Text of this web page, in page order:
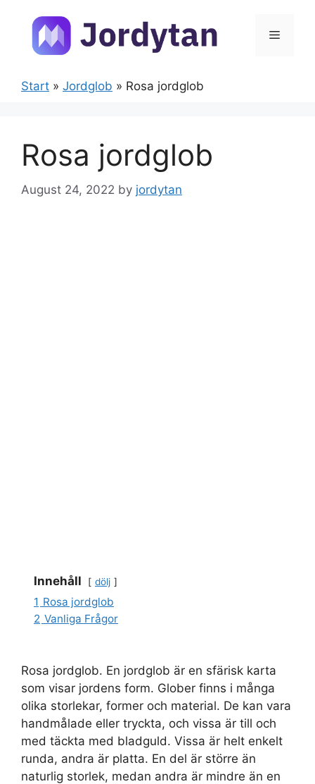
content
Menu
Start » Jordglob » Rosa jordglob
Rosa jordglob
August 24, 2022 by jordytan
Innehåll dölj
1 Rosa jordglob
2 Vanliga Frågor
Rosa jordglob. En jordglob är en sfärisk karta
som visar jordens form. Glober finns i många
olika storlekar, former och material. De kan vara
handmålade eller tryckta, och vissa är till och
med täckta med bladguld. Vissa är helt enkelt
runda, andra är platta. En del är större än
naturlig storlek, medan andra är mindre än en